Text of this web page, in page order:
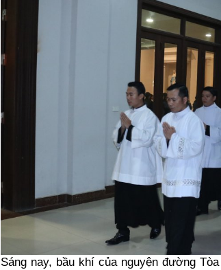
Sáng nay, bầu khí của nguyện đường